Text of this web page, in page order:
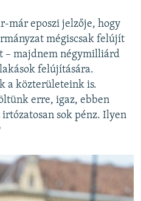
már eposzi jelzője, hogy
mégiscsak felújít
– majdnem négymilliárd
felújítására.
a közterületeink is.
erre, igaz, ebben
irtózatosan sok pénz. Ilyen